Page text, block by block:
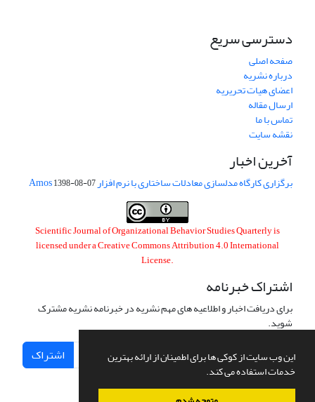
این وب سایت از کوکی ها برای اطمینان از ارائه بهترین
خدمات استفاده می کند.
دسترسی سریع
صفحه اصلی
درباره نشریه
اعضای هیات تحریریه
ارسال مقاله
تماس با ما
نقشه سایت
آخرین اخبار
برگزاری کارگاه مدلسازی معادلات ساختاری با نرم افزار Amos1398-08-07
Scientific Journal of Organizational Behavior Studies Quarterly is
licensed under aCreative Commons Attribution 4.0 International
License.
اشتراک خبرنامه
برای دریافت اخبار و اطلاعیه های مهم نشریه در خبرنامه نشریه مشترک
شوید.
اشتراک